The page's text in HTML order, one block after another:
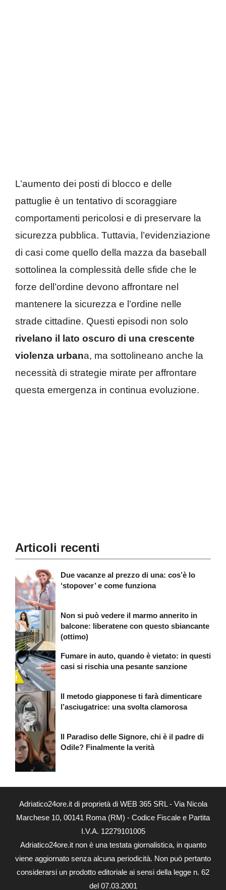
L’aumento dei posti di blocco e delle
pattuglie è un tentativo di scoraggiare
comportamenti pericolosi e di preservare la
sicurezza pubblica. Tuttavia, l’evidenziazione
di casi come quello della mazza da baseball
sottolinea la complessità delle sfide che le
forze dell’ordine devono affrontare nel
mantenere la sicurezza e l’ordine nelle
strade cittadine. Questi episodi non solo
rivelano il lato oscuro di una crescente
violenza urbana, ma sottolineano anche la
necessità di strategie mirate per affrontare
questa emergenza in continua evoluzione.
Articoli recenti
Due vacanze al prezzo di una: cos’è lo
‘stopover’ e come funziona
Non si può vedere il marmo annerito in
balcone: liberatene con questo sbiancante
(ottimo)
Fumare in auto, quando è vietato: in questi
casi si rischia una pesante sanzione
Il metodo giapponese ti farà dimenticare
l’asciugatrice: una svolta clamorosa
Il Paradiso delle Signore, chi è il padre di
Odile? Finalmente la verità
Adriatico24ore.it di proprietà di WEB 365 SRL - Via Nicola
Marchese 10, 00141 Roma (RM) - Codice Fiscale e Partita
I.V.A. 12279101005
Adriatico24ore.it non è una testata giornalistica, in quanto
viene aggiornato senza alcuna periodicità. Non può pertanto
considerarsi un prodotto editoriale ai sensi della legge n. 62
del 07.03.2001